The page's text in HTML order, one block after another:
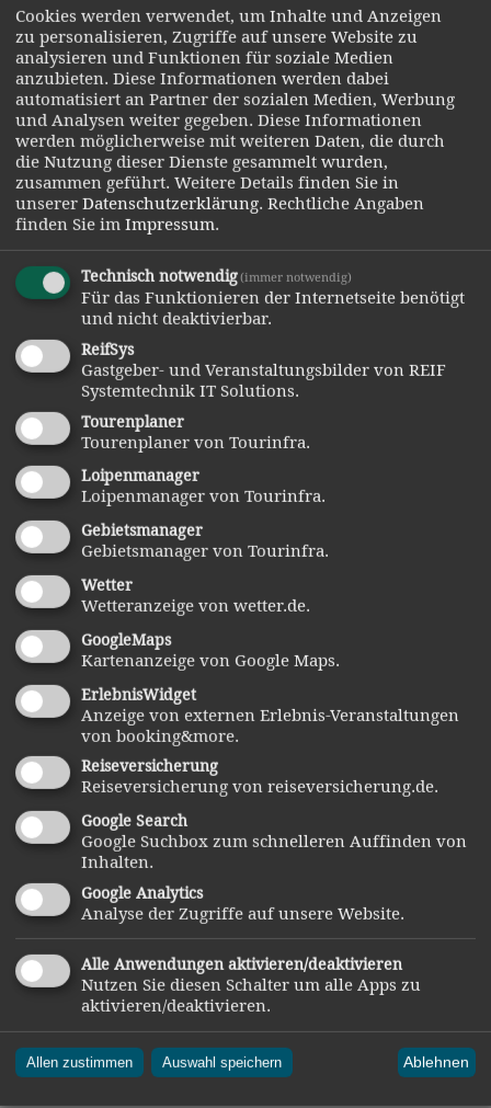
Öffnungszeiten:
Montag bis Samstag ab 17.00 Uhr
Sonntag ab 14.00 Uhr
Gästen von außerhalb wird für abends eine
Reservierung empfohlen.
Ruhetag:Mittwoch
Betriebsurlaub: 31.10.2026 bis 20.12.2026 und am
www.zur-poschinger-huette.de
Thalersdorf
Gasthaus d´Wiad
Thalersdorf 11
09945 13 55
Öffnungszeiten:
Donnerstag - Samstag ab 17.00 Uhr
Sonntags 11.00 - 14.00 Uhr Mittagstisch und ab 17.00 Uhr
abends.
Betriebsurlaub: 10.08.2026 bis 15.08.2026 und 27.09.2026
bis 11.10.2026
www.dwiad.de
Außerhalb liegende Gasthäuser und
Wanderziele
Berggasthof Eck
Eck 1
09945 13 51
siehe Homepage
Cookies werden verwendet, um Inhalte und Anzeigen
zu personalisieren, Zugriffe auf unsere Website zu
analysieren und Funktionen für soziale Medien
anzubieten. Diese Informationen werden dabei
automatisiert an Partner der sozialen Medien, Werbung
und Analysen weiter gegeben. Diese Informationen
werden möglicherweise mit weiteren Daten, die durch
die Nutzung dieser Dienste gesammelt wurden,
zusammen geführt. Weitere Details finden Sie in
unserer Datenschutzerklärung. Rechtliche Angaben
finden Sie im Impressum.
Technisch notwendig(immer notwendig)
Für das Funktionieren der Internetseite benötigt
und nicht deaktivierbar.
ReifSys
Gastgeber- und Veranstaltungsbilder von REIF
Systemtechnik IT Solutions.
Tourenplaner
Tourenplaner von Tourinfra.
Loipenmanager
Loipenmanager von Tourinfra.
Gebietsmanager
Gebietsmanager von Tourinfra.
Wetter
Wetteranzeige von wetter.de.
GoogleMaps
Kartenanzeige von Google Maps.
ErlebnisWidget
Anzeige von externen Erlebnis-Veranstaltungen
von booking&more.
Reiseversicherung
Reiseversicherung von reiseversicherung.de.
Google Search
Google Suchbox zum schnelleren Auffinden von
Inhalten.
Google Analytics
Analyse der Zugriffe auf unsere Website.
Alle Anwendungen aktivieren/deaktivieren
Nutzen Sie diesen Schalter um alle Apps zu
aktivieren/deaktivieren.
Allen zustimmen Auswahl speichern Ablehnen